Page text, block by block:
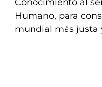
Conocimiento al
Humano, para
mundial más justa